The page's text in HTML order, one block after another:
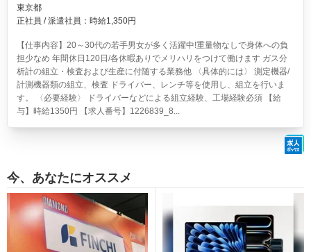
東京都
正社員 / 派遣社員：時給1,350円
【仕事内容】20～30代の若手男女が多く活躍中!重量物なしで身体への負
担少なめ 年間休日120日/各休暇ありでメリハリをつけて働けます ガス分
析計の組立・検査および生産に付随する業務他 〈具体的には〉 測定機器/
計測機器類の組立、検査 ドライバー、レンチ等を使用し、組立を行いま
す。 〈必要経験〉 ドライバーなどによる組立経験、工場経験必須 【給
与】時給1350円 【求人番号】1226839_8...
今、あなたにオススメ